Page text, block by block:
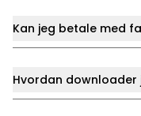
Kan jeg betale med
Hvordan downloader